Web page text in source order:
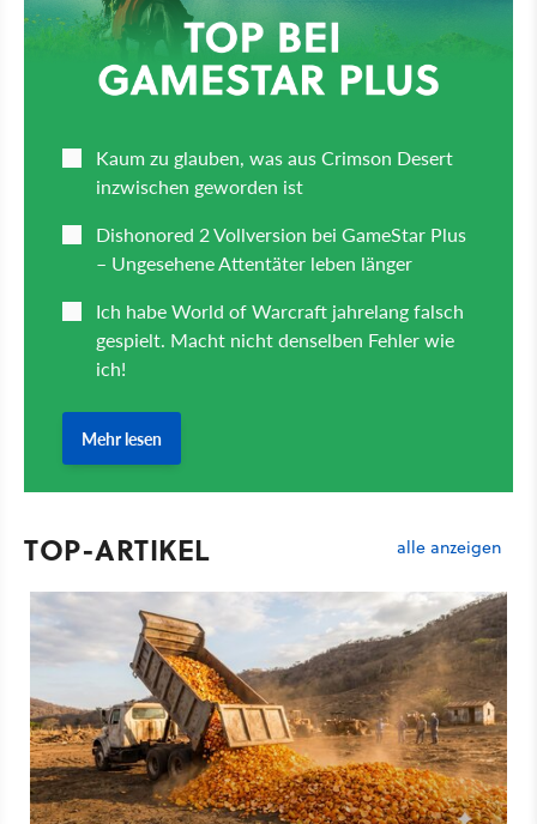
TOP-ARTIKEL alle anzeigen